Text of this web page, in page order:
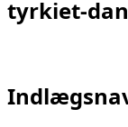
tyrkiet-